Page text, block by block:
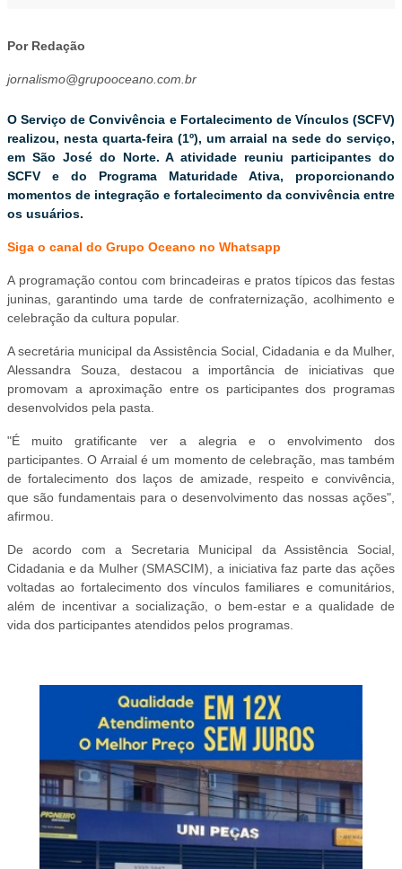
Por Redação
jornalismo@grupooceano.com.br
O Serviço de Convivência e Fortalecimento de Vínculos (SCFV)
realizou, nesta quarta-feira (1º), um arraial na sede do serviço,
em São José do Norte. A atividade reuniu participantes do
SCFV e do Programa Maturidade Ativa, proporcionando
momentos de integração e fortalecimento da convivência entre
os usuários.
Siga o canal do Grupo Oceano no Whatsapp
A programação contou com brincadeiras e pratos típicos das festas
juninas, garantindo uma tarde de confraternização, acolhimento e
celebração da cultura popular.
A secretária municipal da Assistência Social, Cidadania e da Mulher,
Alessandra Souza, destacou a importância de iniciativas que
promovam a aproximação entre os participantes dos programas
desenvolvidos pela pasta.
"É muito gratificante ver a alegria e o envolvimento dos
participantes. O Arraial é um momento de celebração, mas também
de fortalecimento dos laços de amizade, respeito e convivência,
que são fundamentais para o desenvolvimento das nossas ações",
afirmou.
De acordo com a Secretaria Municipal da Assistência Social,
Cidadania e da Mulher (SMASCIM), a iniciativa faz parte das ações
voltadas ao fortalecimento dos vínculos familiares e comunitários,
além de incentivar a socialização, o bem-estar e a qualidade de
vida dos participantes atendidos pelos programas.